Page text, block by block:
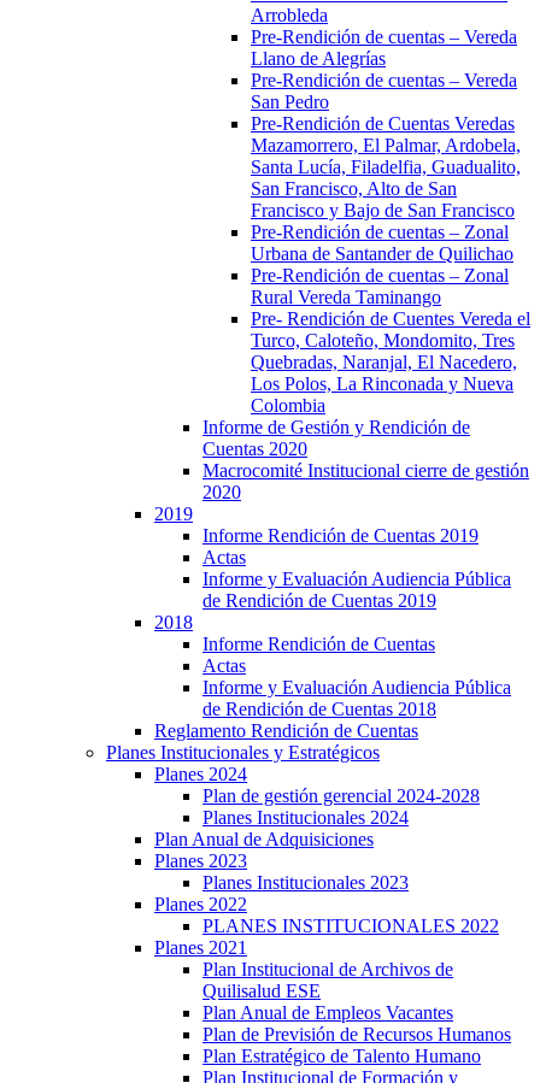
Arrobleda
Pre-Rendición de cuentas – Vereda
Llano de Alegrías
Pre-Rendición de cuentas – Vereda
San Pedro
Pre-Rendición de Cuentas Veredas
Mazamorrero, El Palmar, Ardobela,
Santa Lucía, Filadelfia, Guadualito,
San Francisco, Alto de San
Francisco y Bajo de San Francisco
Pre-Rendición de cuentas – Zonal
Urbana de Santander de Quilichao
Pre-Rendición de cuentas – Zonal
Rural Vereda Taminango
Pre- Rendición de Cuentes Vereda el
Turco, Caloteño, Mondomito, Tres
Quebradas, Naranjal, El Nacedero,
Los Polos, La Rinconada y Nueva
Colombia
Informe de Gestión y Rendición de
Cuentas 2020
Macrocomité Institucional cierre de gestión
2020
2019
Informe Rendición de Cuentas 2019
Actas
Informe y Evaluación Audiencia Pública
de Rendición de Cuentas 2019
2018
Informe Rendición de Cuentas
Actas
Informe y Evaluación Audiencia Pública
de Rendición de Cuentas 2018
Reglamento Rendición de Cuentas
Planes Institucionales y Estratégicos
Planes 2024
Plan de gestión gerencial 2024-2028
Planes Institucionales 2024
Plan Anual de Adquisiciones
Planes 2023
Planes Institucionales 2023
Planes 2022
PLANES INSTITUCIONALES 2022
Planes 2021
Plan Institucional de Archivos de
Quilisalud ESE
Plan Anual de Empleos Vacantes
Plan de Previsión de Recursos Humanos
Plan Estratégico de Talento Humano
Plan Institucional de Formación y